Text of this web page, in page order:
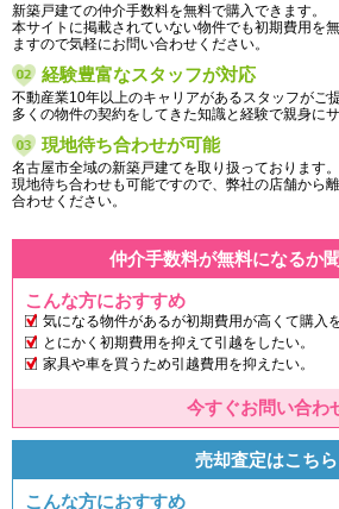
新築戸建ての仲介手数料を無料で購入できます。
本サイトに掲載されていない物件でも初期費用を
ますので気軽にお問い合わせください。
経験豊富なスタッフが対応
不動産業10年以上のキャリアがあるスタッフがご
多くの物件の契約をしてきた知識と経験で親身にサ
現地待ち合わせが可能
名古屋市全域の新築戸建てを取り扱っております。
現地待ち合わせも可能ですので、弊社の店舗から
合わせください。
仲介手数料が無料になるか
こんな方におすすめ
気になる物件があるが初期費用が高くて購入
とにかく初期費用を抑えて引越をしたい。
家具や車を買うため引越費用を抑えたい。
今すぐお問い合わ
売却査定はこちら
こんな方におすすめ